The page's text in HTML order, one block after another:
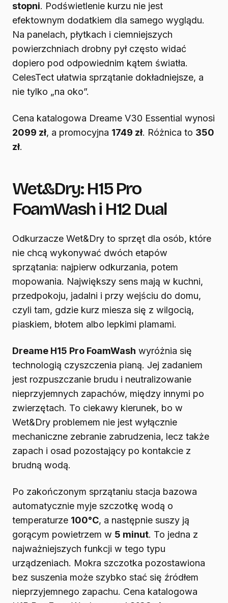
stopni. Podświetlenie kurzu nie jest
efektownym dodatkiem dla samego wyglądu.
Na panelach, płytkach i ciemniejszych
powierzchniach drobny pył często widać
dopiero pod odpowiednim kątem światła.
CelesTect ułatwia sprzątanie dokładniejsze, a
nie tylko „na oko”.
Cena katalogowa Dreame V30 Essential wynosi
2099 zł, a promocyjna 1749 zł. Różnica to 350
zł.
Wet&Dry: H15 Pro
FoamWash i H12 Dual
Odkurzacze Wet&Dry to sprzęt dla osób, które
nie chcą wykonywać dwóch etapów
sprzątania: najpierw odkurzania, potem
mopowania. Największy sens mają w kuchni,
przedpokoju, jadalni i przy wejściu do domu,
czyli tam, gdzie kurz miesza się z wilgocią,
piaskiem, błotem albo lepkimi plamami.
Dreame H15 Pro FoamWash wyróżnia się
technologią czyszczenia pianą. Jej zadaniem
jest rozpuszczanie brudu i neutralizowanie
nieprzyjemnych zapachów, między innymi po
zwierzętach. To ciekawy kierunek, bo w
Wet&Dry problemem nie jest wyłącznie
mechaniczne zebranie zabrudzenia, lecz także
zapach i osad pozostający po kontakcie z
brudną wodą.
Po zakończonym sprzątaniu stacja bazowa
automatycznie myje szczotkę wodą o
temperaturze 100°C, a następnie suszy ją
gorącym powietrzem w 5 minut. To jedna z
najważniejszych funkcji w tego typu
urządzeniach. Mokra szczotka pozostawiona
bez suszenia może szybko stać się źródłem
nieprzyjemnego zapachu. Cena katalogowa